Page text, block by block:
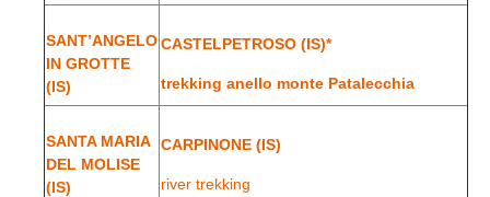
SANT’ANGELO
IN GROTTE
(IS)
CASTELPETROSO (IS)*
trekking anello monte Patalecchia
SANTA MARIA
DEL MOLISE
(IS)
CARPINONE (IS)
river trekking